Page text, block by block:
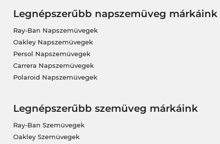
Legnépszerűbb napszemüveg márkáink
Ray-Ban Napszemüvegek
Oakley Napszemüvegek
Persol Napszemüvegek
Carrera Napszemüvegek
Polaroid Napszemüvegek
Legnépszerűbb szemüveg márkáink
Ray-Ban Szemüvegek
Oakley Szemüvegek